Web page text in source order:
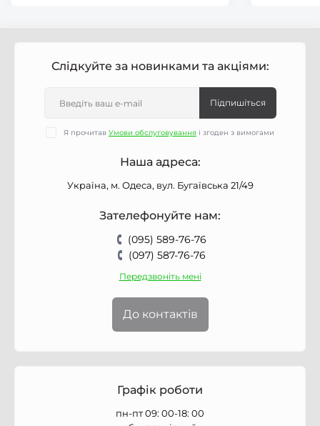
Слідкуйте за новинками та акціями:
Підпишіться
Я прочитав Умови обслуговування і згоден з вимогами
Наша адреса:
Україна, м. Одеса, вул. Бугаївська 21/49
Зателефонуйте нам:
(095) 589-76-76
(097) 587-76-76
Передзвоніть мені
До контактів
Графік роботи
пн-пт 09: 00-18: 00